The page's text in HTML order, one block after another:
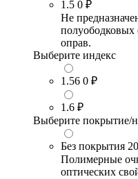
1.5 0 ₽
Не
полуободковых
оправ.
Выберите индекс
1.56 0 ₽
1.6 ₽
Выберите покрытие/
Без покрытия
Полимерные
оптических